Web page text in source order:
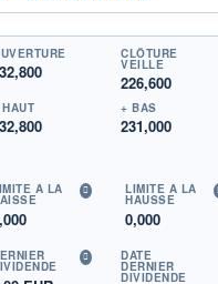
CLÔTURE
VEILLE
226,600
+ BAS
231,000
À LA LIMITE À LA
HAUSSE
0,000
DATE
DERNIER
DIVIDENDE